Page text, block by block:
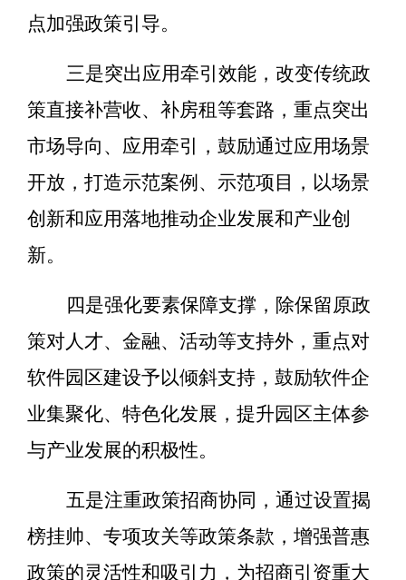
点加强政策引导。
三是突出应用牵引效能，改变传统政
策直接补营收、补房租等套路，重点突出
市场导向、应用牵引，鼓励通过应用场景
开放，打造示范案例、示范项目，以场景
创新和应用落地推动企业发展和产业创
新。
四是强化要素保障支撑，除保留原政
策对人才、金融、活动等支持外，重点对
软件园区建设予以倾斜支持，鼓励软件企
业集聚化、特色化发展，提升园区主体参
与产业发展的积极性。
五是注重政策招商协同，通过设置揭
榜挂帅、专项攻关等政策条款，增强普惠
政策的灵活性和吸引力，为招商引资重大